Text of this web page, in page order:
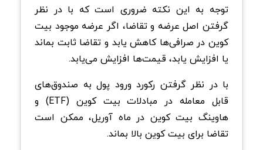
توجه به این نکته ضروری است که با در نظر
گرفتن اصل عرضه و تقاضا، اگر عرضه موجود بیت
کوین در صرافی‌ها کاهش یابد و تقاضا ثابت بماند
یا افزایش یابد، قیمت‌ها افزایش می‌یابد.
با در نظر گرفتن رکورد ورود پول به صندوق‌های
قابل معامله در مبادلات بیت کوین (ETF) و
هاوینگ بیت کوین در ماه آوریل، ممکن است
تقاضا برای بیت کوین بالا بماند.